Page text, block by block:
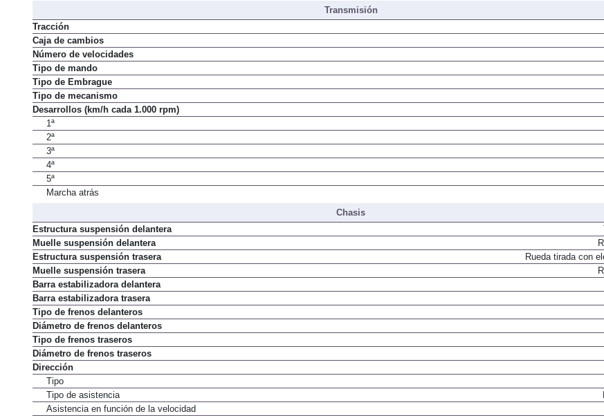
Transmisión
Tracción
Caja de cambios
Número de velocidades
Tipo de mando
Tipo de Embrague
Tipo de mecanismo
Desarrollos (km/h cada 1.000 rpm)
1ª
2ª
3ª
4ª
5ª
Marcha atrás
Chasis
Estructura suspensión delantera
Muelle suspensión delantera
Estructura suspensión trasera
Rueda tirada con
Muelle suspensión trasera
Barra estabilizadora delantera
Barra estabilizadora trasera
Tipo de frenos delanteros
Diámetro de frenos delanteros
Tipo de frenos traseros
Diámetro de frenos traseros
Dirección
Tipo
Tipo de asistencia
Asistencia en función de la velocidad